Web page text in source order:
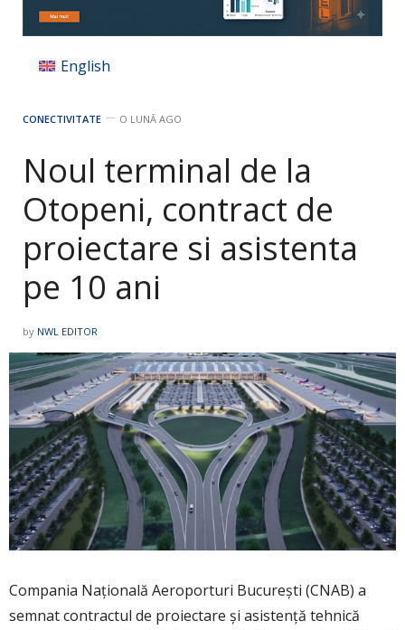
English
CONECTIVITATE O LUNĂ AGO
Noul terminal de la
Otopeni, contract de
proiectare si asistenta
pe 10 ani
by NWL EDITOR
Compania Naţională Aeroporturi Bucureşti (CNAB) a
semnat contractul de proiectare şi asistenţă tehnică